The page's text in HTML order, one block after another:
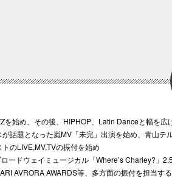
を始め、その後、HIPHOP、Latin Danceと幅を広
が話題となった嵐MV「未完」出演を始め、青山
のLIVE,MV,TVの振付を始め
ードウェイミュージカル「Where’s Charley?」
AVRORA AWARDS等、多方面の振付を担当す